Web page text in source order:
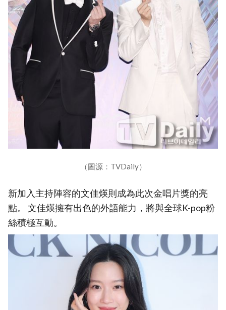
（圖源：TVDaily）
新加入主持陣容的文佳煐則成為此次金唱片獎的亮
點。 文佳煐擁有出色的外語能力，將與全球K-pop粉
絲積極互動。